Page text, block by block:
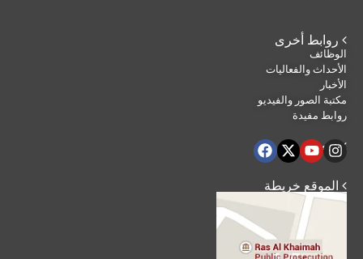
 روابط أخرى
الوظائف
الأحداث والفعاليات
الأخبار
مكتبة الصور والفيديو
روابط مفيدة
 تابعنا
 الموقع خريطة